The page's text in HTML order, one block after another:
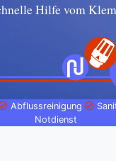
Hilfe vom
Abflussreinigung
Notdienst